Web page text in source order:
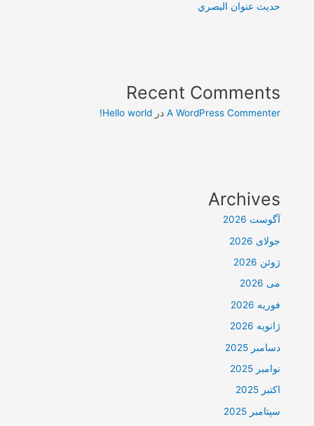
حديث عنوان البصري
Recent Comments
A WordPress Commenter درHello world!
Archives
آگوست 2026
جولای 2026
ژوئن 2026
می 2026
فوریه 2026
ژانویه 2026
دسامبر 2025
نوامبر 2025
اکتبر 2025
سپتامبر 2025